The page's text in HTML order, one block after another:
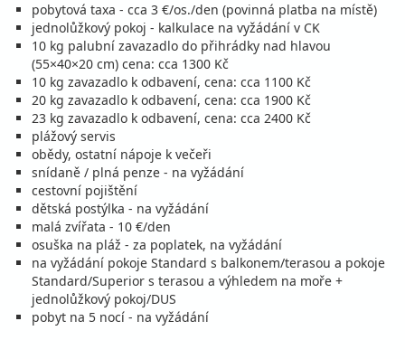
pobytová taxa - cca 3 €/os./den (povinná platba na místě)
jednolůžkový pokoj - kalkulace na vyžádání v CK
10 kg palubní zavazadlo do přihrádky nad hlavou
(55×40×20 cm) cena: cca 1300 Kč
10 kg zavazadlo k odbavení, cena: cca 1100 Kč
20 kg zavazadlo k odbavení, cena: cca 1900 Kč
23 kg zavazadlo k odbavení, cena: cca 2400 Kč
plážový servis
obědy, ostatní nápoje k večeři
snídaně / plná penze - na vyžádání
cestovní pojištění
dětská postýlka - na vyžádání
malá zvířata - 10 €/den
osuška na pláž - za poplatek, na vyžádání
na vyžádání pokoje Standard s balkonem/terasou a pokoje
Standard/Superior s terasou a výhledem na moře +
jednolůžkový pokoj/DUS
pobyt na 5 nocí - na vyžádání